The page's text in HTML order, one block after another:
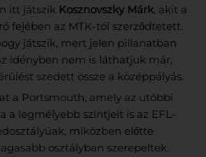
itt játszik Kosznovszky Márk, akit a
fejében az MTK-tól szerződtetett.
játszik, mert jelen pillanatban
idényben nem is láthatjuk már,
szedett össze a középpályás.
a Portsmouth, amely az utóbbi
a legmélyebb szintjeit is az EFL-
miközben előtte
osztályban szerepeltek.